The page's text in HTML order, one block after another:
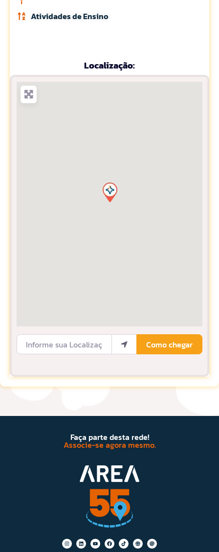
Atividades de Ensino
Localização:
Informe sua Localização
Como chegar
Faça parte desta rede!
Associe-se agora mesmo.